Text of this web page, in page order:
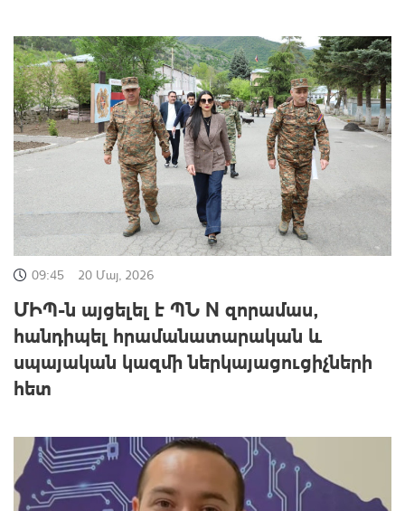
09:45 20 Մայ, 2026
ՄԻՊ-ն այցելել է ՊՆ N զորամաս,
հանդիպել հրամանատարական և
սպայական կազմի ներկայացուցիչների
հետ